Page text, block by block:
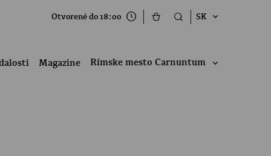
Otvorené do 18:00 SK
Magazine Rímske mesto Carnuntum